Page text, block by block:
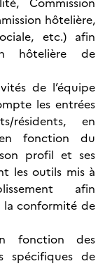
hôtelière,
etc.) afin
hôtelière de
de l’équipe
les entrées
résidents, en
fonction du
profil et ses
les outils mis à
afin
la conformité de
fonction des
spécifiques de